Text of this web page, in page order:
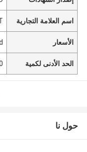
اسم العلامة التجارية
الأسعار
الحد الأدنى لكمية
حول نا